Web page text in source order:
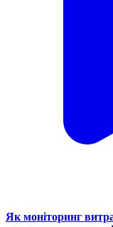
Як моніторинг